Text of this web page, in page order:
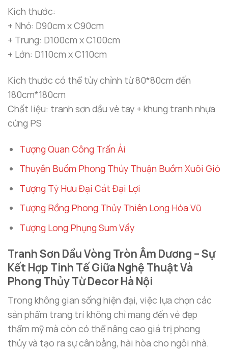
Kích thước:
+ Nhỏ: D90cm x C90cm
+ Trung: D100cm x C100cm
+ Lớn: D110cm x C110cm
Kích thước có thể tùy chỉnh từ 80*80cm đến
180cm*180cm
Chất liệu: tranh sơn dầu vè tay + khung tranh nhựa
cứng PS
Tượng Quan Công Trấn Ải
Thuyền Buồm Phong Thủy Thuận Buồm Xuôi Gió
Tượng Tỳ Hưu Đại Cát Đại Lợi
Tượng Rồng Phong Thủy Thiên Long Hóa Vũ
Tượng Long Phụng Sum Vầy
Tranh Sơn Dầu Vòng Tròn Âm Dương – Sự
Kết Hợp Tinh Tế Giữa Nghệ Thuật Và
Phong Thủy Từ Decor Hà Nội
Trong không gian sống hiện đại, việc lựa chọn các
sản phẩm trang trí không chỉ mang đến vẻ đẹp
thẩm mỹ mà còn có thể nâng cao giá trị phong
thủy và tạo ra sự cân bằng, hài hòa cho ngôi nhà.